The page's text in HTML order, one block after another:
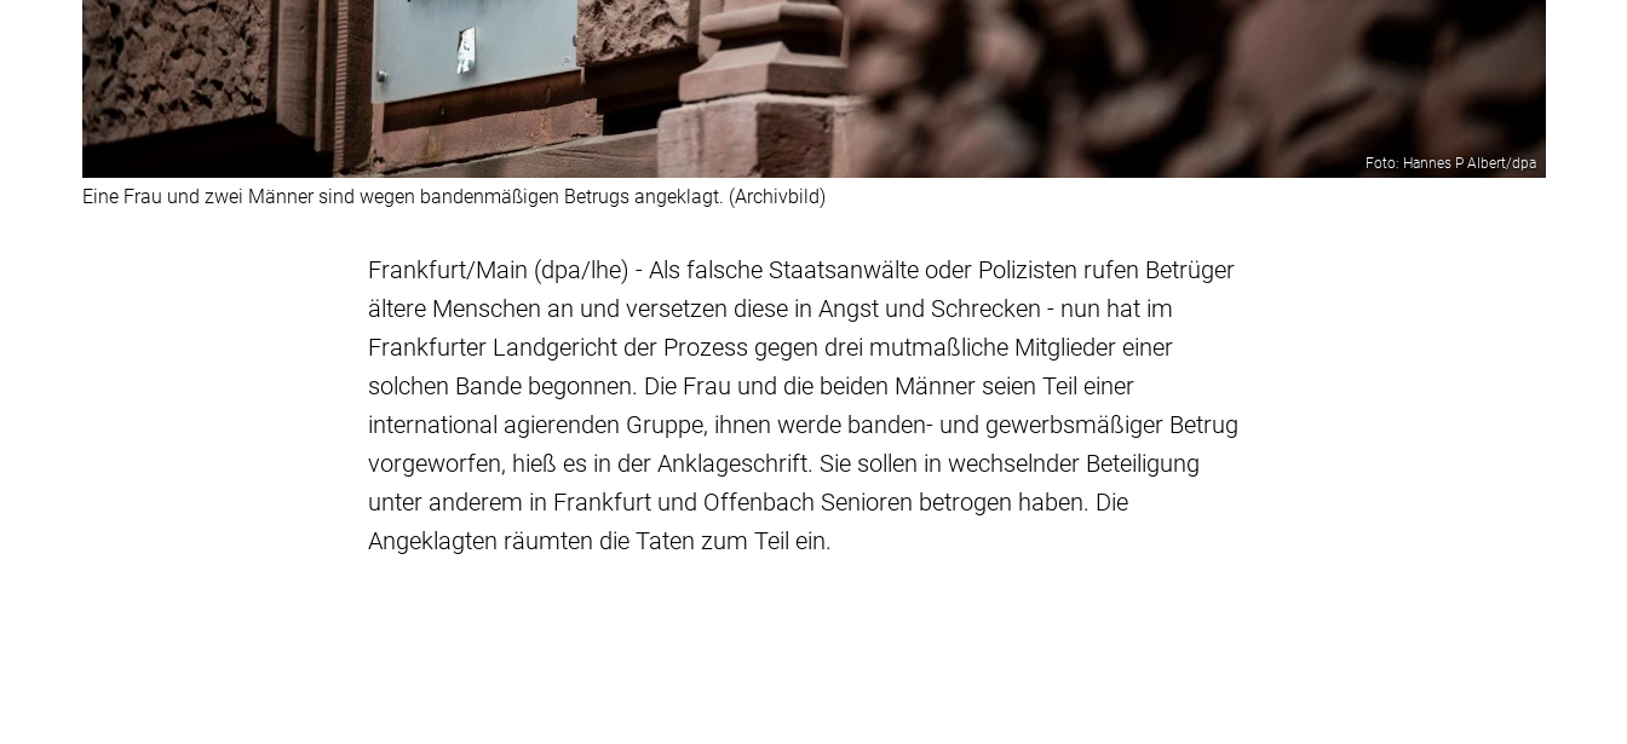
Foto: Hannes P Albert/dpa
Eine Frau und zwei Männer sind wegen bandenmäßigen Betrugs angeklagt. (Archivbild)
Frankfurt/Main (dpa/lhe) - Als falsche Staatsanwälte oder Polizisten rufen Betrüger
ältere Menschen an und versetzen diese in Angst und Schrecken - nun hat im
Frankfurter Landgericht der Prozess gegen drei mutmaßliche Mitglieder einer
solchen Bande begonnen. Die Frau und die beiden Männer seien Teil einer
international agierenden Gruppe, ihnen werde banden- und gewerbsmäßiger Betrug
vorgeworfen, hieß es in der Anklageschrift. Sie sollen in wechselnder Beteiligung
unter anderem in Frankfurt und Offenbach Senioren betrogen haben. Die
Angeklagten räumten die Taten zum Teil ein.